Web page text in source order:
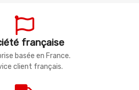
française
basée en France.
client français.